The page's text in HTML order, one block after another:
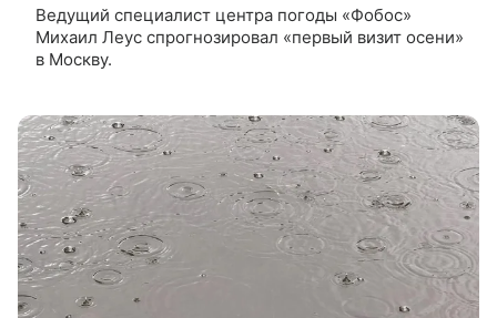
Ведущий специалист центра погоды «Фобос»
Михаил Леус спрогнозировал «первый визит осени»
в Москву.